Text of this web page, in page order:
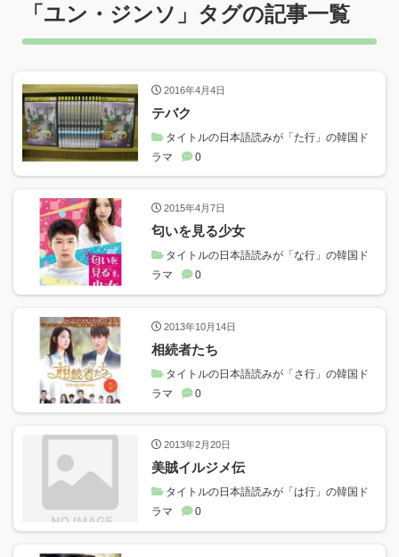
「ユン・ジンソ 」タグの記事一覧
2016年4月4日
テバク
タイトルの日本語読みが「た行」の韓国ド
ラマ
0
2015年4月7日
匂いを見る少女
タイトルの日本語読みが「な行」の韓国ド
ラマ
0
2013年10月14日
相続者たち
タイトルの日本語読みが「さ行」の韓国ド
ラマ
0
2013年2月20日
美賊イルジメ伝
タイトルの日本語読みが「は行」の韓国ド
ラマ
0